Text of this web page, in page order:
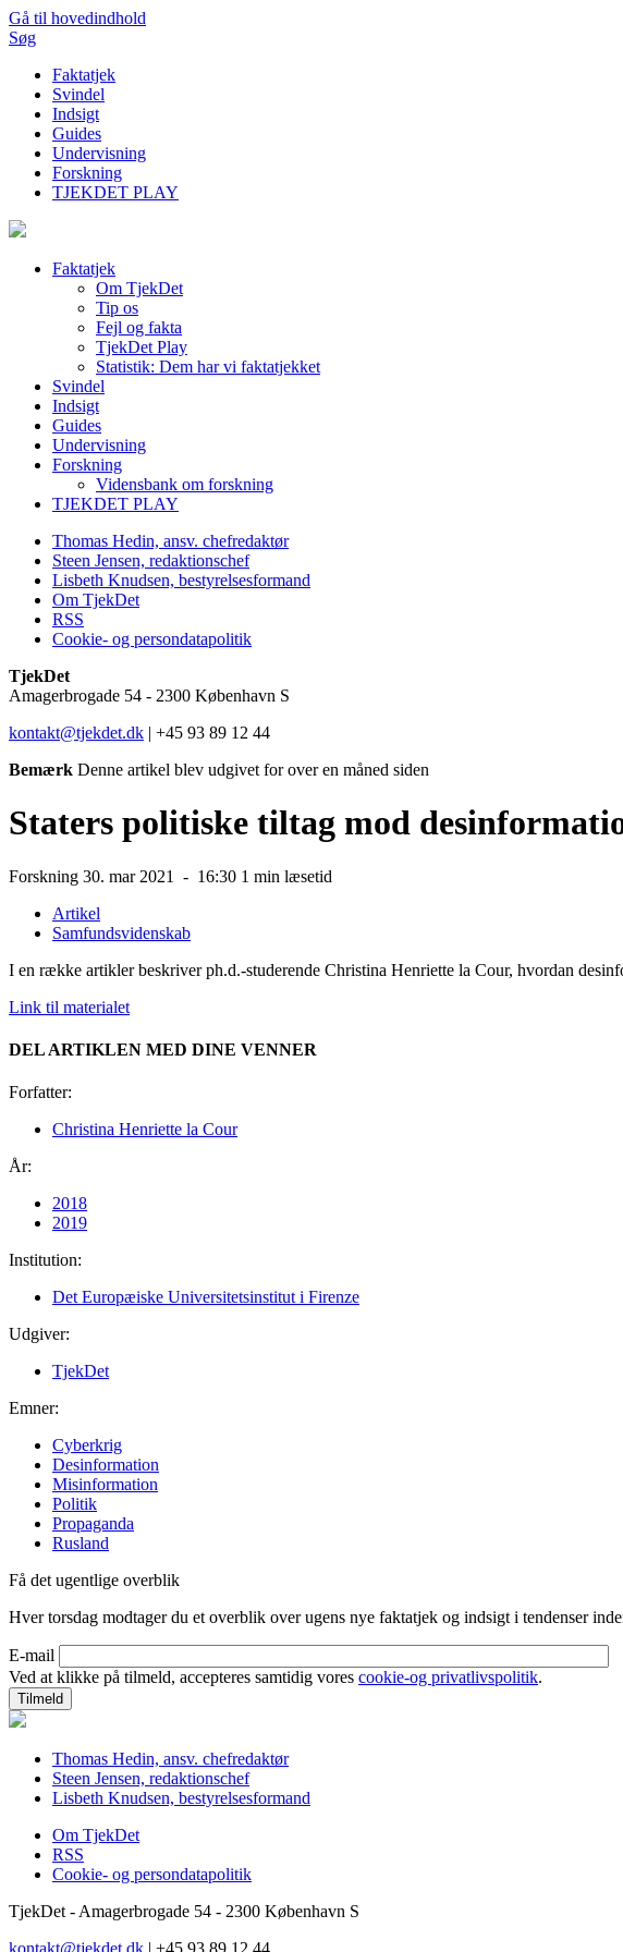
Gå til hovedindhold
Søg
Faktatjek
Svindel
Indsigt
Guides
Undervisning
Forskning
TJEKDET PLAY
Faktatjek
Om TjekDet
Tip os
Fejl og fakta
TjekDet Play
Statistik: Dem har vi faktatjekket
Svindel
Indsigt
Guides
Undervisning
Forskning
Vidensbank om forskning
TJEKDET PLAY
Thomas Hedin, ansv. chefredaktør
Steen Jensen, redaktionschef
Lisbeth Knudsen, bestyrelsesformand
Om TjekDet
RSS
Cookie- og persondatapolitik
TjekDet
Amagerbrogade 54 - 2300 København S
kontakt@tjekdet.dk | +45 93 89 12 44
Bemærk Denne artikel blev udgivet for over en måned siden
Staters politiske tiltag mod
Forskning 30. mar 2021 - 16:30 1 min læsetid
Artikel
Samfundsvidenskab
I en række artikler beskriver ph.d.-studerende Christina Henriette la Cour, hvordan
Link til materialet
DEL ARTIKLEN MED DINE VENNER
Forfatter:
Christina Henriette la Cour
År:
2018
2019
Institution:
Det Europæiske Universitetsinstitut i Firenze
Udgiver:
TjekDet
Emner:
Cyberkrig
Desinformation
Misinformation
Politik
Propaganda
Rusland
Få det ugentlige overblik
Hver torsdag modtager du et overblik over ugens nye faktatjek og indsigt i tendenser
E-mail
Ved at klikke på tilmeld, accepteres samtidig vores cookie-og privatlivspolitik.
Thomas Hedin, ansv. chefredaktør
Steen Jensen, redaktionschef
Lisbeth Knudsen, bestyrelsesformand
Om TjekDet
RSS
Cookie- og persondatapolitik
TjekDet - Amagerbrogade 54 - 2300 København S